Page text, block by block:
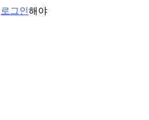
로그인해야